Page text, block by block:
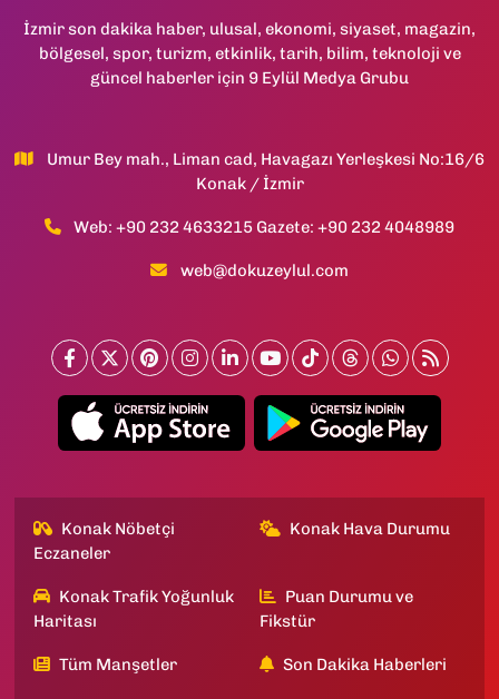
İzmir son dakika haber, ulusal, ekonomi, siyaset, magazin,
bölgesel, spor, turizm, etkinlik, tarih, bilim, teknoloji ve
güncel haberler için 9 Eylül Medya Grubu
Umur Bey mah., Liman cad, Havagazı Yerleşkesi No:16/6
Konak / İzmir
Web: +90 232 4633215 Gazete: +90 232 4048989
web@dokuzeylul.com
Konak Nöbetçi
Eczaneler
Konak Hava Durumu
Konak Trafik Yoğunluk
Haritası
Puan Durumu ve
Fikstür
Tüm Manşetler Son Dakika Haberleri